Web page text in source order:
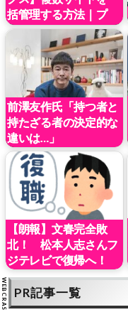
括管理する方法｜プ
ロ…
前澤友作氏「持つ者と
持たざる者の決定的な
違いは…」
【朗報】文春完全敗
北！ 松本人志さんフ
ジテレビで復帰へ！
PR記事一覧